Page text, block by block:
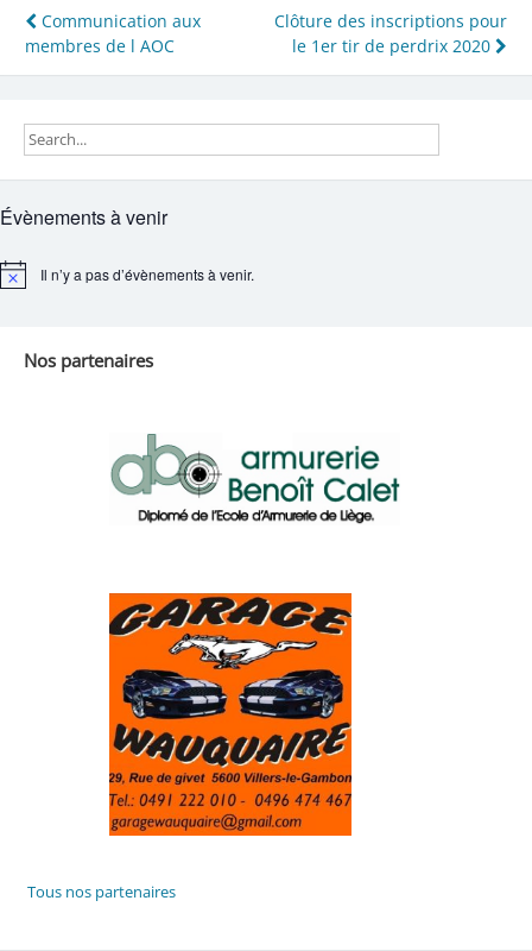
Navigation
de
Communication aux
membres de l AOC
Clôture des inscriptions pour
le 1er tir de perdrix 2020
Évènements à venir
Notice Il n’y a pas d’évènements à venir.
Nos partenaires
Tous nos partenaires